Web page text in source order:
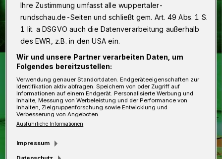
Ihre Zustimmung umfasst alle wuppertaler-
rundschau.de-Seiten und schließt gem. Art. 49 Abs. 1 S.
1 lit. a DSGVO auch die Datenverarbeitung außerhalb
des EWR, z.B. in den USA ein.
Wir und unsere Partner verarbeiten Daten, um
Folgendes bereitzustellen:
Verwendung genauer Standortdaten. Endgeräteeigenschaften zur
Identifikation aktiv abfragen. Speichern von oder Zugriff auf
Informationen auf einem Endgerät. Personalisierte Werbung und
Inhalte, Messung von Werbeleistung und der Performance von
Inhalten, Zielgruppenforschung sowie Entwicklung und
Verbesserung von Angeboten.
Ausführliche Informationen
Impressum